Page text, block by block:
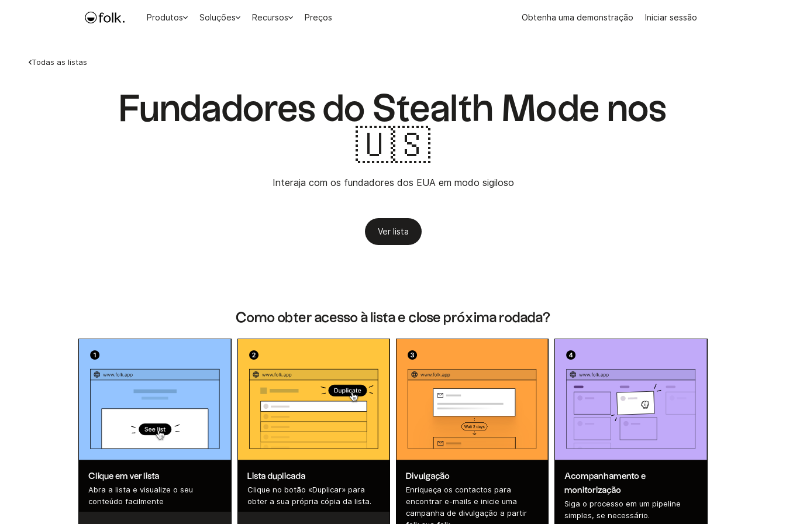
Produtos Soluções Recursos Preços Obtenha uma demonstração Iniciar sessão
Todas as listas
Fundadores do Stealth Mode nos
🇺🇸
Interaja com os fundadores dos EUA em modo sigiloso
Ver lista
Como obter acesso à lista e close próxima rodada?
Clique em ver lista
Abra a lista e visualize o seu
conteúdo facilmente
Lista duplicada
Clique no botão «Duplicar» para
obter a sua própria cópia da lista.
Divulgação
Enriqueça os contactos para
encontrar e-mails e inicie uma
campanha de divulgação a partir
Acompanhamento e
monitorização
Siga o processo em um pipeline
simples, se necessário.